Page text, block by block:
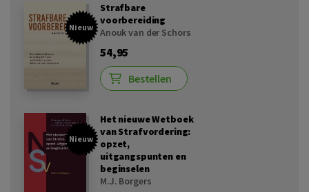
Nieuw
Strafbare
voorbereiding
Anouk van der Schors
54,95
Bestellen
Nieuw
Het nieuwe Wetboek
van Strafvordering:
opzet,
uitgangspunten en
beginselen
M.J. Borgers